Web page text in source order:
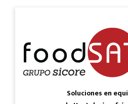
Soluciones en